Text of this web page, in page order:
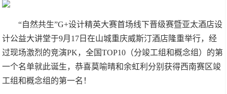
“自然共生”G+设计精英大赛首场线下晋级赛暨亚太酒店设
计公益大讲堂于9月17日在山城重庆威斯汀酒店隆重举行，经
过现场激烈的竞演PK，全国TOP10（分竣工组和概念组）的第
一个名单就此诞生，恭喜莫喻晴和余虹利分别获得西南赛区竣
工组和概念组的第一名！